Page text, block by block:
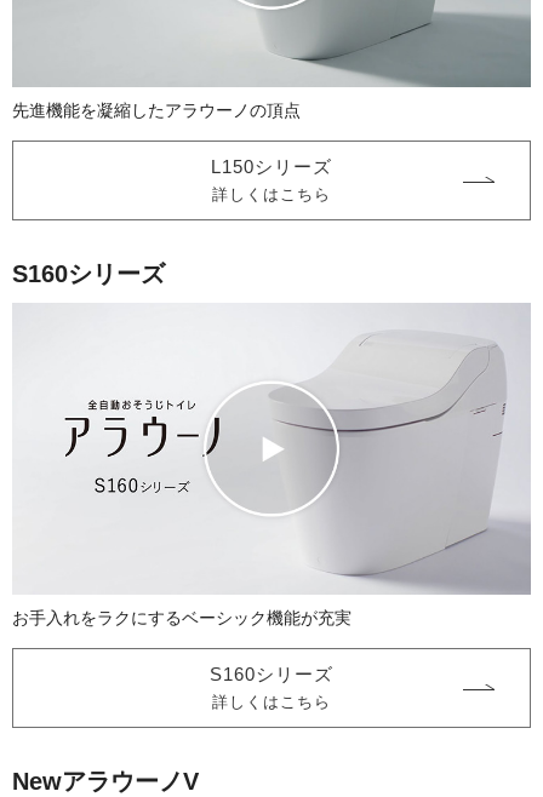
先進機能を凝縮したアラウーノの頂点
L150シリーズ
詳しくはこちら
S160シリーズ
お手入れをラクにするベーシック機能が充実
S160シリーズ
詳しくはこちら
NewアラウーノV